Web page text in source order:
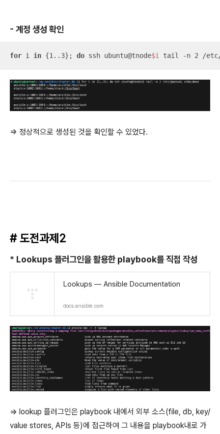
- 계정 생성 확인
for i in {1..3}; do ssh ubuntu@tnode$i tail -n 2 /etc/
=> 정상적으로 생성된 것을 확인할 수 있었다.
# 도전과제2
* Lookups 플러그인을 활용한 playbook를 직접 작성
Lookups — Ansible Documentation
docs.ansible.com
=> lookup 플러그인은 playbook 내에서 외부 소스(file, db, key/
value stores, APIs 등)에 접근하여 그 내용을 playbook내로 가